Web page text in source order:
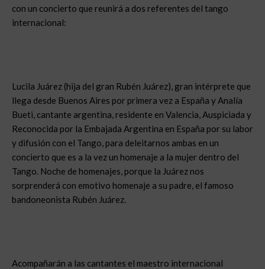
con un concierto que reunirá a dos referentes del tango
internacional:
Lucila Juárez (hija del gran Rubén Juárez), gran intérprete que
llega desde Buenos Aires por primera vez a España y Analía
Bueti, cantante argentina, residente en Valencia, Auspiciada y
Reconocida por la Embajada Argentina en España por su labor
y difusión con el Tango, para deleitarnos ambas en un
concierto que es a la vez un homenaje a la mujer dentro del
Tango. Noche de homenajes, porque la Juárez nos
sorprenderá con emotivo homenaje a su padre, el famoso
bandoneonista Rubén Juárez.
Acompañarán a las cantantes el maestro internacional